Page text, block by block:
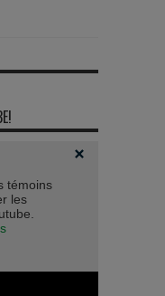
témoins
les